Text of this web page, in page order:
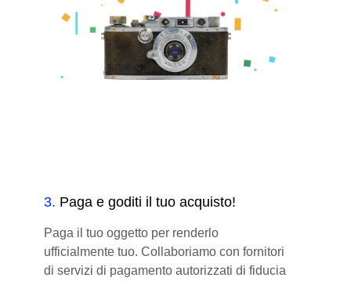
3. Paga e goditi il tuo acquisto!
Paga il tuo oggetto per renderlo
ufficialmente tuo. Collaboriamo con fornitori
di servizi di pagamento autorizzati di fiducia